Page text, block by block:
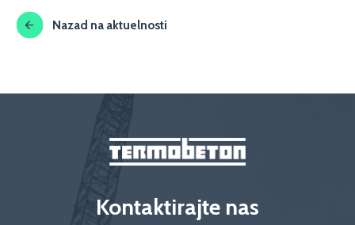
Nazad na aktuelnosti
Kontaktirajte nas